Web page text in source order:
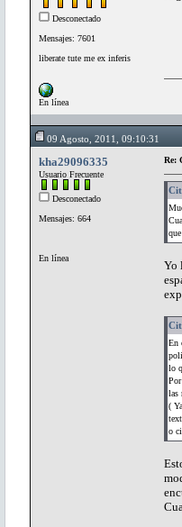
Desconectado
Mensajes: 7601
liberate tute me ex inferis
En línea
09 Agosto, 2011, 09:10:31
kha29096335
Usuario Frecuente
Desconectado
Mensajes: 664
En línea
Re:
Yo
En
lo
las
(
o